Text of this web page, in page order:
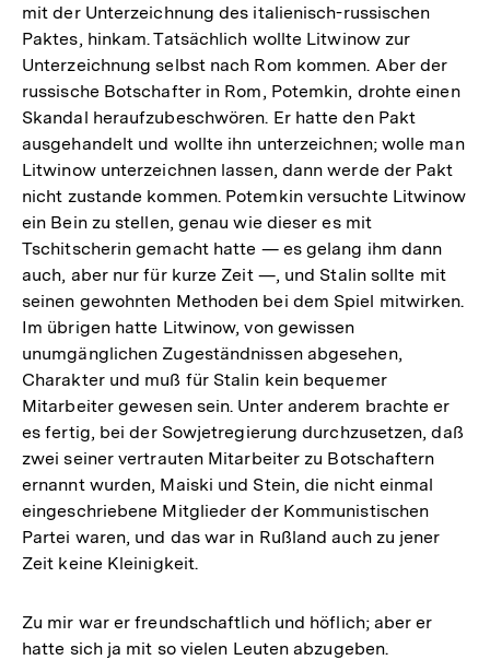
mit der Unterzeichnung des italienisch-russischen
Paktes, hinkam. Tatsächlich wollte Litwinow zur
Unterzeichnung selbst nach Rom kommen. Aber der
russische Botschafter in Rom, Potemkin, drohte einen
Skandal heraufzubeschwören. Er hatte den Pakt
ausgehandelt und wollte ihn unterzeichnen; wolle man
Litwinow unterzeichnen lassen, dann werde der Pakt
nicht zustande kommen. Potemkin versuchte Litwinow
ein Bein zu stellen, genau wie dieser es mit
Tschitscherin gemacht hatte — es gelang ihm dann
auch, aber nur für kurze Zeit —, und Stalin sollte mit
seinen gewohnten Methoden bei dem Spiel mitwirken.
Im übrigen hatte Litwinow, von gewissen
unumgänglichen Zugeständnissen abgesehen,
Charakter und muß für Stalin kein bequemer
Mitarbeiter gewesen sein. Unter anderem brachte er
es fertig, bei der Sowjetregierung durchzusetzen, daß
zwei seiner vertrauten Mitarbeiter zu Botschaftern
ernannt wurden, Maiski und Stein, die nicht einmal
eingeschriebene Mitglieder der Kommunistischen
Partei waren, und das war in Rußland auch zu jener
Zeit keine Kleinigkeit.
Zu mir war er freundschaftlich und höflich; aber er
hatte sich ja mit so vielen Leuten abzugeben.